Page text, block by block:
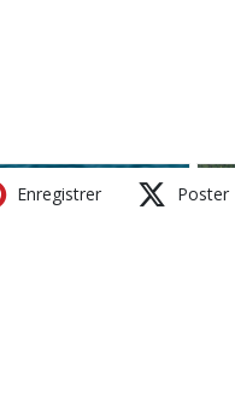
Enregistrer Poster